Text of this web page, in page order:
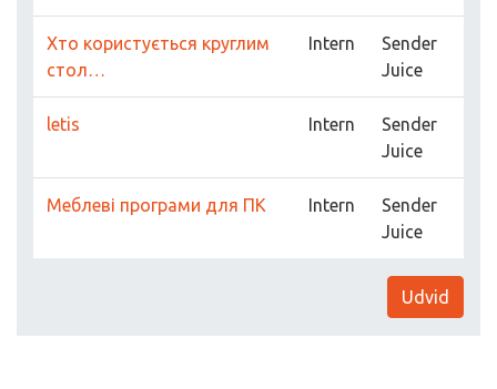
Хто користується круглим
стол…
Intern
Sender
Juice
letis Intern
Sender
Juice
Меблеві програми для ПК Intern
Sender
Juice
Udvid